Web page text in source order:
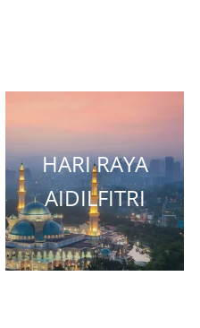
HARI RAYA
AIDILFITRI